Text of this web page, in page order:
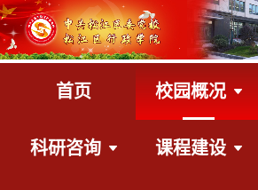
首页 校园概况
科研咨询 课程建设